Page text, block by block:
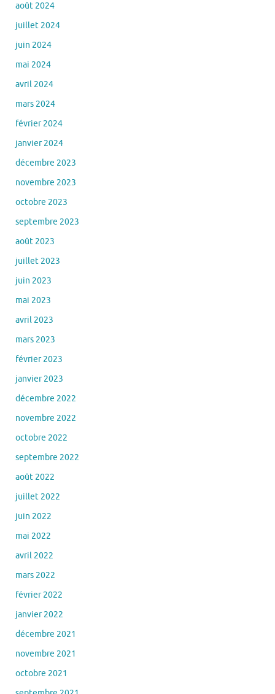
août 2024
juillet 2024
juin 2024
mai 2024
avril 2024
mars 2024
février 2024
janvier 2024
décembre 2023
novembre 2023
octobre 2023
septembre 2023
août 2023
juillet 2023
juin 2023
mai 2023
avril 2023
mars 2023
février 2023
janvier 2023
décembre 2022
novembre 2022
octobre 2022
septembre 2022
août 2022
juillet 2022
juin 2022
mai 2022
avril 2022
mars 2022
février 2022
janvier 2022
décembre 2021
novembre 2021
octobre 2021